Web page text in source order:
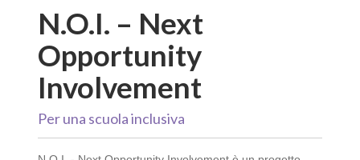
N.O.I. – Next
Opportunity
Involvement
Per una scuola inclusiva